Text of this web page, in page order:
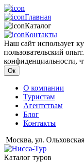
Главная
Каталог
Контакты
Наш сайт использует
пользовательский
конфиденциальности,
Ок
О компании
Туристам
Агентствам
Блог
Контакты
Москва, ул.
Каталог туров